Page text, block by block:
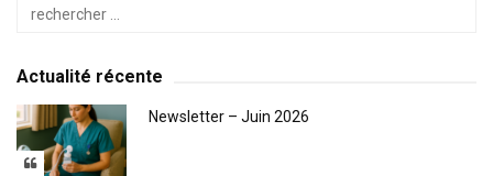
Actualité récente
Newsletter – Juin 2026